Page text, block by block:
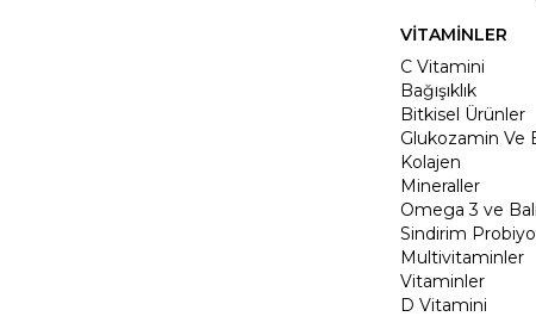
VİTAMİNLER
C Vitamini
Bağışıklık
Bitkisel Ürünler
Glukozamin Ve
Kolajen
Mineraller
Omega 3 ve
Sindirim
Multivitaminler
Vitaminler
D Vitamini